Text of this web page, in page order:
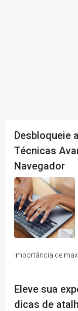
Desbloqueie
Técnicas
Navegador
importância de
Eleve sua
dicas de